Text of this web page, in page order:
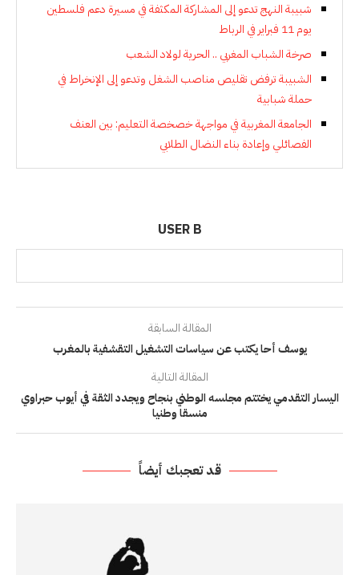
شبيبة النهج تدعو إلى المشاركة المكثفة في مسيرة دعم فلسطين
يوم 11 فبراير في الرباط
صرخة الشباب المغربي .. الحرية لولاد الشعب
الشبيبة ترفض تقليص مناصب الشغل وتدعو إلى الإنخراط في
حملة شبابية
الجامعة المغربية في مواجهة خصخصة التعليم: بين العنف
الفصائلي وإعادة بناء النضال الطلابي
USER B
المقالة السابقة
يوسف أحا يكتب عن سياسات التشغيل التقشفية بالمغرب
المقالة التالية
اليسار التقدمي يختتم مجلسه الوطني بنجاح ويجدد الثقة في أيوب حبراوي
منسقا وطنيا
قد تعجبك أيضاً